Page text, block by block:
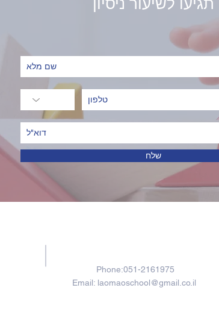
תגיעו לשיעור ניסיון
שלח
Phone:051-2161975
Email: laomaoschool@gmail.co.il